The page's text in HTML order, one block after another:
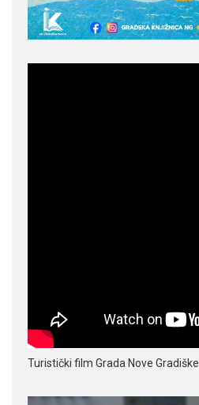
Turistički film Grada Nove Gradiške